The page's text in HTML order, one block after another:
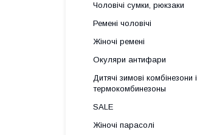
Чоловічі сумки, рюкзаки
Ремені чоловічі
Жіночі ремені
Окуляри антифари
Дитячі зимові комбінезони і
термокомбинезоны
SALE
Жіночі парасолі